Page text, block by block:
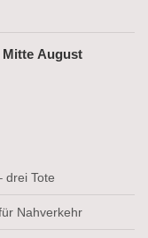
Mitte August
drei Tote
Nahverkehr